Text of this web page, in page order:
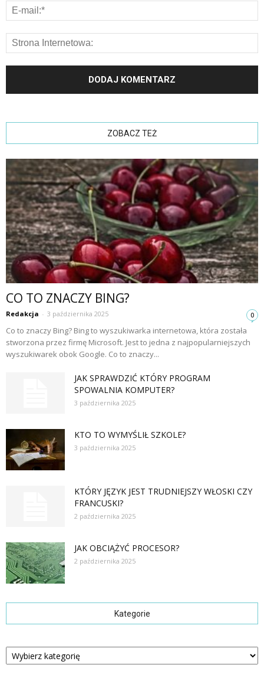
ZOBACZ TEŻ
CO TO ZNACZY BING?
Redakcja - 3 października 2025 0
Co to znaczy Bing? Bing to wyszukiwarka internetowa, która została
stworzona przez firmę Microsoft. Jest to jedna z najpopularniejszych
wyszukiwarek obok Google. Co to znaczy...
JAK SPRAWDZIĆ KTÓRY PROGRAM
SPOWALNIA KOMPUTER?
3 października 2025
KTO TO WYMYŚLIŁ SZKOLE?
3 października 2025
KTÓRY JĘZYK JEST TRUDNIEJSZY WŁOSKI CZY
FRANCUSKI?
2 października 2025
JAK OBCIĄŻYĆ PROCESOR?
2 października 2025
Kategorie
Kategorie